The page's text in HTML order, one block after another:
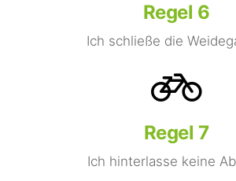
Regel 6
Ich schließe die
Regel 7
Ich hinterlasse keine